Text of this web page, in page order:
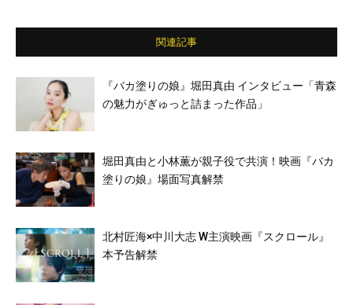
関連記事
『バカ塗りの娘』堀田真由 インタビュー「青森
の魅力がぎゅっと詰まった作品」
堀田真由と小林薫が親子役で共演！映画『バカ
塗りの娘』場面写真解禁
北村匠海×中川大志 W主演映画『スクロール』
本予告解禁